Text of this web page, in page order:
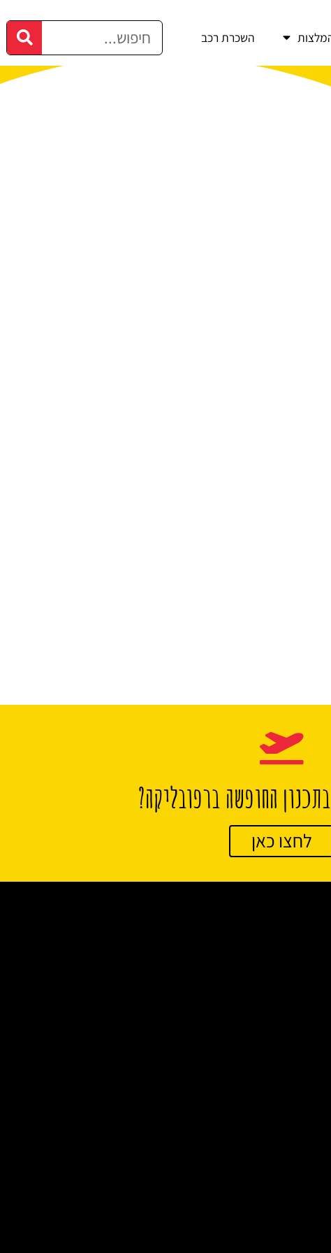
השכרת רכב
החופשה ברפובליקה?
לחצו כאן